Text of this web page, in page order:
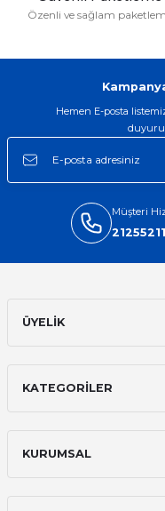
Özenli ve sağlam
Hemen E-posta
Müşteri
ÜYELİK
KATEGORİLER
KURUMSAL